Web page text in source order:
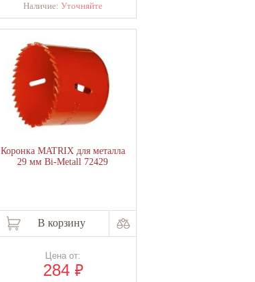
Наличие:Уточняйте
Коронка MATRIX для металла
29 мм Bi-Metall 72429
В корзину
Цена от:
284 ₽